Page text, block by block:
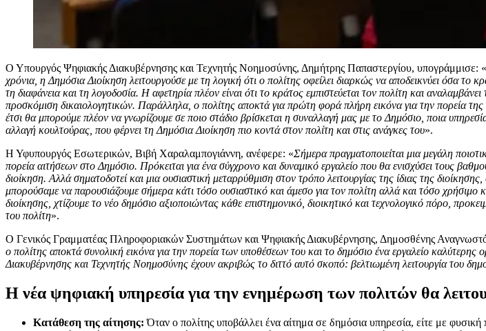
Ο Υπουργός Ψηφιακής Διακυβέρνησης και Τεχνητής Νοημοσύνης, Δημήτρης Παπαστεργίου, υπογράμμισε: «
χρόνια, η Δημόσια Διοίκηση λειτουργούσε με τη λογική ότι ο πολίτης οφείλει διαρκώς να αποδεικνύει όσα το
τη διαφάνεια και τη λογοδοσία. Η αφετηρία πλέον είναι ότι το κράτος εμπιστεύεται τον πολίτη και
προσκόμιση δικαιολογητικών. Παράλληλα, ο πολίτης αποκτά για πρώτη φορά πλήρη εικόνα για την πορεία
έτσι θα μπορούμε πλέον να γνωρίζουμε σε ποιο στάδιο βρίσκεται η συναλλαγή μας με το Δημόσιο, ποια
αλλαγή κουλτούρας, που φέρνει τη Δημόσια Διοίκηση πιο κοντά στον πολίτη και στις ανάγκες του».
Η Υφυπουργός Εσωτερικών, Βιβή Χαραλαμπογιάννη, ανέφερε: «Σήμερα πραγματοποιείται μια μεγάλη
πορεία αιτήσεων στο Δημόσιο. Πρόκειται για ένα σύγχρονο και δυναμικό εργαλείο που θα ενισχύσει τους
διοίκηση. Αλλά σηματοδοτεί και μια ουσιαστική μεταρρύθμιση στον τρόπο λειτουργίας της ίδιας της
μπορούσαμε να παρουσιάζουμε σήμερα κάτι τόσο ουσιαστικό και άμεσο για τον πολίτη αλλά και τόσο
διοίκησης, χτίζουμε το νέο δημόσιο αξιοποιώντας κάθε επιστημονικό, διοικητικό και τεχνολογικό πόρο,
του πολίτη».
Ο Γενικός Γραμματέας Πληροφοριακών Συστημάτων και Ψηφιακής Διακυβέρνησης, Δημοσθένης
ο πολίτης αποκτά συνολική εικόνα για την πορεία των υποθέσεων του και το δημόσιο ένα εργαλείο
Διακυβέρνησης και Τεχνητής Νοημοσύνης έχουν ακριβώς το διττό αυτό σκοπό: βελτιωμένη λειτουργία του
Η νέα ψηφιακή υπηρεσία για την ενημέρωση των πολιτών θα
Κατάθεση της αίτησης: Όταν ο πολίτης υποβάλλει ένα αίτημα σε δημόσια υπηρεσία, είτε με